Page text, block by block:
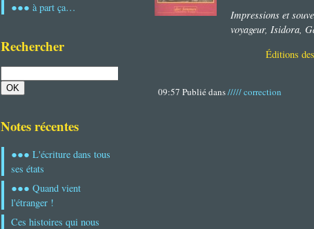
●●● à part ça…
Rechercher
Notes récentes
●●● L'écriture dans tous
ses états
●●● Quand vient
l'étranger !
Ces histoires qui nous
Impressions et
voyageur, Isidora,
Éditions
09:57 Publié dans///// correction